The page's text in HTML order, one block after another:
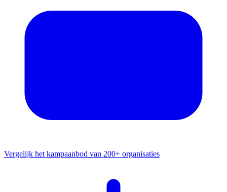
Vergelijk het kampaanbod van 200+ organisaties